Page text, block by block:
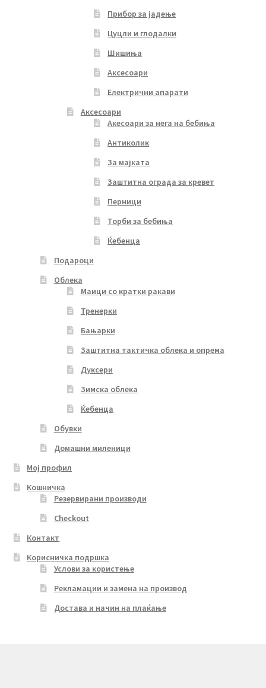
Прибор за јадење
Цуцли и глодалки
Шишиња
Аксесоари
Електрични апарати
Аксесоари
Акесоари за нега на бебиња
Антиколик
За мајката
Заштитна ограда за кревет
Перници
Торби за бебиња
Ќебенца
Подароци
Облека
Маици со кратки ракави
Тренерки
Бањарки
Заштитна тактичка облека и опрема
Дуксери
Зимска облека
Ќебенца
Обувки
Домашни миленици
Мој профил
Кошничка
Резервирани производи
Checkout
Контакт
Корисничка подршка
Услови за користење
Рекламации и замена на производ
Достава и начин на плаќање